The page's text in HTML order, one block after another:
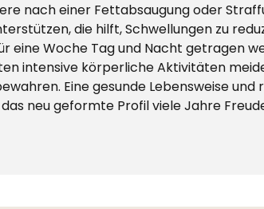
nach einer Fettabsaugung oder
die hilft, Schwellungen zu
eine Woche Tag und Nacht getragen
intensive körperliche Aktivitäten
Eine gesunde Lebensweise
neu geformte Profil viele Jahre